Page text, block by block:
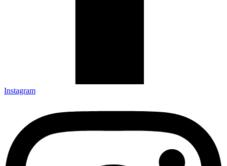
Instagram